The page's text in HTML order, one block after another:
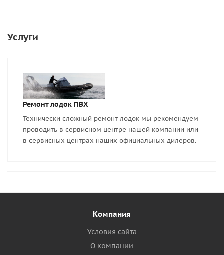
Услуги
Ремонт лодок ПВХ
Технически сложный ремонт лодок мы рекомендуем
проводить в сервисном центре нашей компании или
в сервисных центрах наших официальных дилеров.
Компания
Условия сайта
О компании